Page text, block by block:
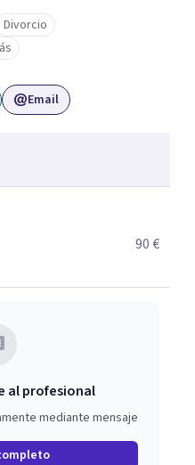
en España, además de
La TFE ha
en las relaciones,
duradera. Este enfoque
individual,
aprendizaje y
y otro en
la mente humana y las
donde podamos
en ese proceso.
Divorcio
Email
90 €
al profesional
mediante mensaje